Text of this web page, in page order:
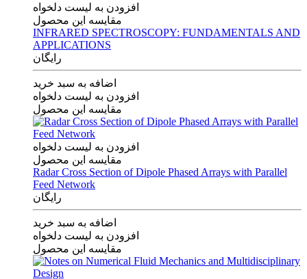
افزودن به لیست دلخواه
مقایسه این محصول
INFRARED SPECTROSCOPY: FUNDAMENTALS AND
APPLICATIONS
رایگان
اضافه به سبد خرید
افزودن به لیست دلخواه
مقایسه این محصول
افزودن به لیست دلخواه
مقایسه این محصول
Radar Cross Section of Dipole Phased Arrays with Parallel
Feed Network
رایگان
اضافه به سبد خرید
افزودن به لیست دلخواه
مقایسه این محصول